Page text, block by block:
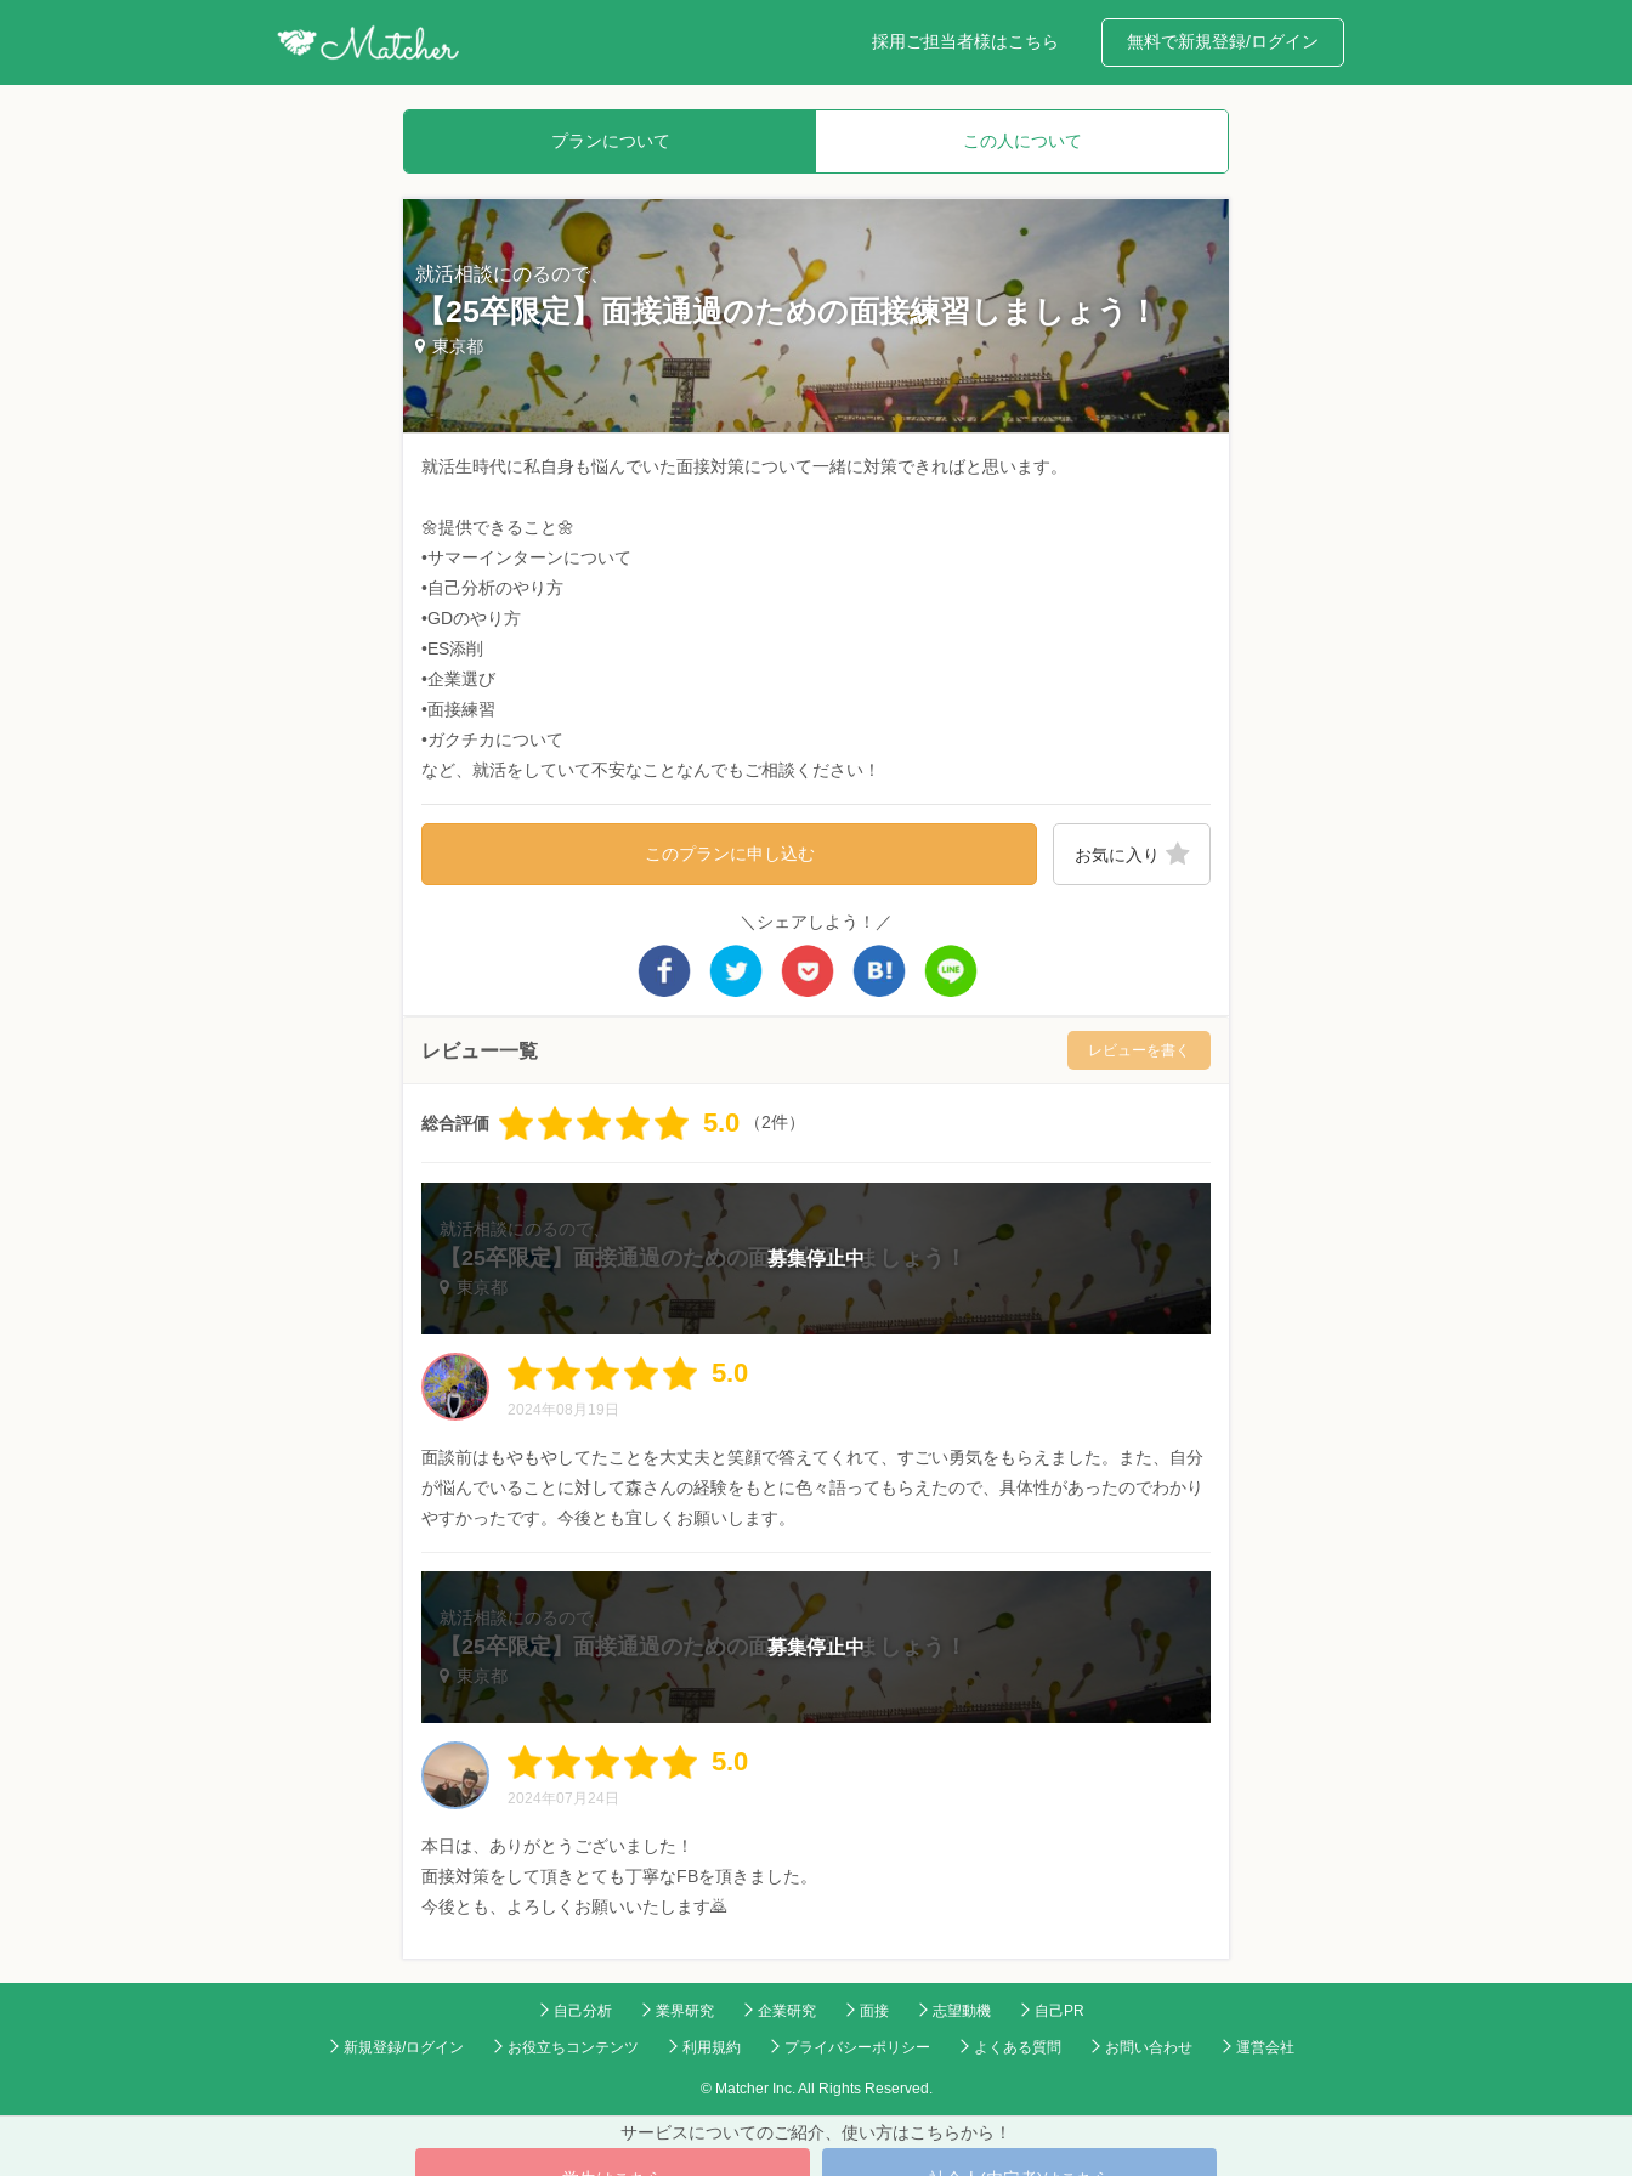
無料で新規登録/ログイン
採用ご担当者様はこちら
プランについて この人について
就活相談にのるので、
【25卒限定】面接通過のための面接練習しましょう！
東京都
就活生時代に私自身も悩んでいた面接対策について一緒に対策できればと思います。
🌼提供できること🌼
•サマーインターンについて
•自己分析のやり方
•GDのやり方
•ES添削
•企業選び
•面接練習
•ガクチカについて
など、就活をしていて不安なことなんでもご相談ください！
このプランに申し込む お気に入り
＼シェアしよう！／
レビュー一覧 レビューを書く
総合評価 5.0 （2件）
就活相談にのるので、
【25卒限定】面接通過のための面接練習しましょう！
東京都
募集停止中
5.0
2024年08月19日
面談前はもやもやしてたことを大丈夫と笑顔で答えてくれて、すごい勇気をもらえました。また、自分
が悩んでいることに対して森さんの経験をもとに色々語ってもらえたので、具体性があったのでわかり
やすかったです。今後とも宜しくお願いします。
就活相談にのるので、
【25卒限定】面接通過のための面接練習しましょう！
東京都
募集停止中
5.0
2024年07月24日
本日は、ありがとうございました！
面接対策をして頂きとても丁寧なFBを頂きました。
今後とも、よろしくお願いいたします🙇
サービスについてのご紹介、使い方はこちらから！
自己分析 業界研究 企業研究 面接 志望動機 自己PR
新規登録/ログイン お役立ちコンテンツ 利用規約 プライバシーポリシー よくある質問 お問い合わせ 運営会社
© Matcher Inc. All Rights Reserved.